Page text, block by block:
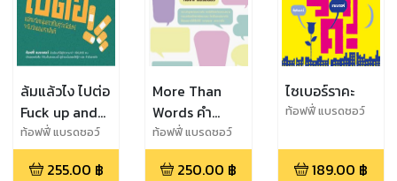
ล้มแล้วไง ไปต่อ
Fuck up and
move on
ท้อฟฟี่ แบรดชอว์
255.00 ฿
More Than
Words คำ
บันดาลใจ
ท้อฟฟี่ แบรดชอว์
250.00 ฿
ไซเบอร์ราคะ
ท้อฟฟี่ แบรดชอว์
189.00 ฿